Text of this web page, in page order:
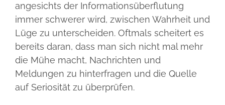
angesichts der Informationsüberflutung
immer schwerer wird, zwischen Wahrheit und
Lüge zu unterscheiden. Oftmals scheitert es
bereits daran, dass man sich nicht mal mehr
die Mühe macht, Nachrichten und
Meldungen zu hinterfragen und die Quelle
auf Seriosität zu überprüfen.